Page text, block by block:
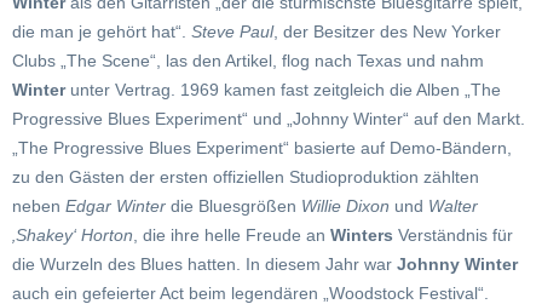
die man je gehört hat“. Steve Paul, der Besitzer des New Yorker
Clubs „The Scene“, las den Artikel, flog nach Texas und nahm
Winterunter Vertrag. 1969 kamen fast zeitgleich die Alben „The
Progressive Blues Experiment“ und „Johnny Winter“ auf den Markt.
„The Progressive Blues Experiment“ basierte auf Demo-Bändern,
zu den Gästen der ersten offiziellen Studioproduktion zählten
neben Edgar Winter die Bluesgrößen Willie Dixon und Walter
‚Shakey‘ Horton , die ihre helle Freude an Winters Verständnis für
die Wurzeln des Blues hatten. In diesem Jahr war Johnny Winter
auch ein gefeierter Act beim legendären „Woodstock Festival“.